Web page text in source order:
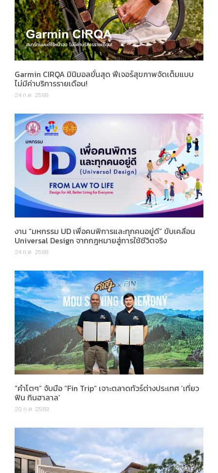
Garmin CIRQA มินิมอลขั้นสุด ฟีเจอร์สุขภาพจัดเต็มแบบ
ไม่มีค่าบริการรายเดือน!
24 ก.ค. 2569
งาน “มหกรรม UD เพื่อคนพิการและทุกคนอยู่ดี” ขับเคลื่อน
Universal Design จากกฎหมายสู่การใช้ชีวิตจริง
24 ก.ค. 2569
“คำโตๆ” จับมือ “Fin Trip” เจาะตลาดทัวร์ต่างประเทศ ‘เที่ยว
ฟิน กินฮาลาล’
20 ก.ค. 2569